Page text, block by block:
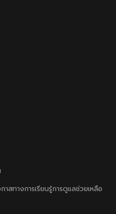
าสทางการเรียนรู้การดูแลช่วยเหลือ